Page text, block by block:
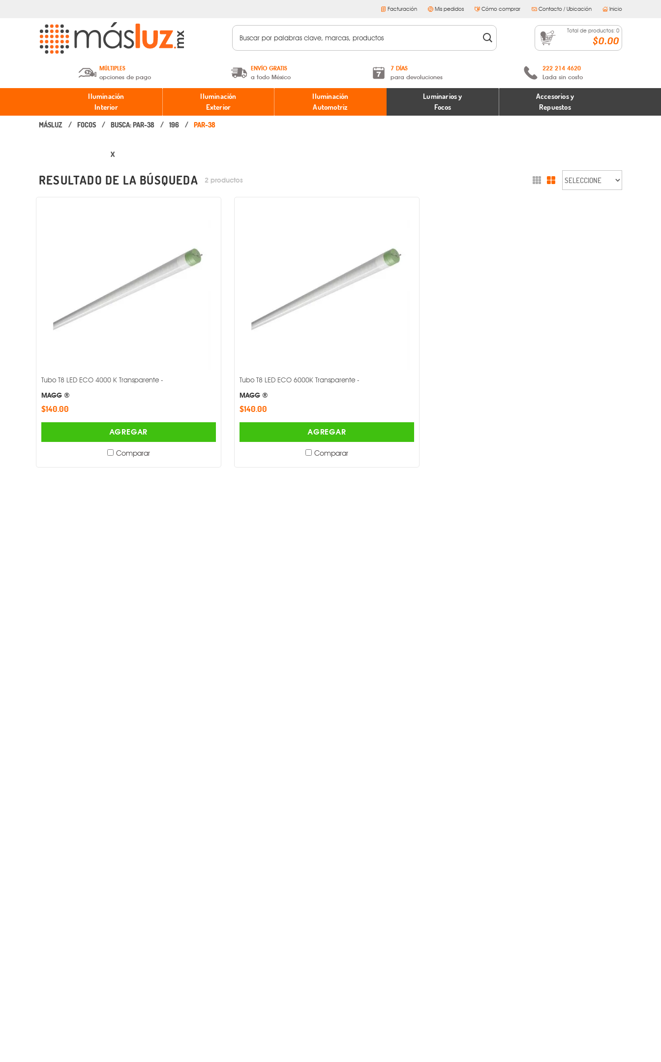
Facturación Mis pedidos Cómo comprar Contacto / Ubicación Inicio
Total de productos: 0
$0.00
MÚLTIPLES
opciones de pago
Depósito en efectivo o Cheque y
Transferencia.
ENVÍO GRATIS
a todo México
A partir de $599 MXN.
* Aplican restricciones
7 DÍAS
para devoluciones
Términos y condiciones
Políticas de devoluciones
222 214 4620
Lada sin costo
Iluminación
Interior
Iluminación
Exterior
Iluminación
Automotriz
Luminarios y
Focos
Accesorios y
Repuestos
FOCOS BUSCA: PAR-38
X
196
RESULTADO DE LA BÚSQUEDA 2 productos
Tubo T8 LED ECO 4000 K Transparente -
MAGG ®
$140.00
AGREGAR
Comparar
Tubo T8 LED ECO 6000K Transparente -
MAGG ®
$140.00
AGREGAR
Comparar